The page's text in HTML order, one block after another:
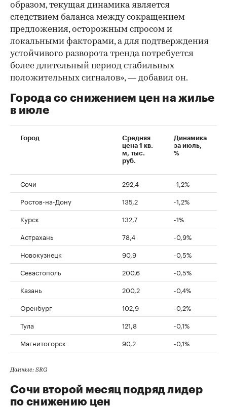
образом, текущая динамика является
следствием баланса между сокращением
предложения, осторожным спросом и
локальными факторами, а для подтверждения
устойчивого разворота тренда потребуется
более длительный период стабильных
положительных сигналов», — добавил он.
Города со снижением цен на жилье
в июле
Город
Средняя
цена 1 кв.
м, тыс.
руб.
Динамика
за июль,
%
Сочи 292,4
-1,2%
Ростов-на-Дону
135,2
-1,2%
Курск
132,7
-1%
Астрахань
78,4
-0,9%
Новокузнецк
90,9
-0,5%
Севастополь
200,6
-0,5%
Казань
200,2
-0,4%
Оренбург
102,9
-0,2%
Тула
121,8
-0,1%
Магнитогорск
90,2 -0,1%
Данные: SRG
Сочи второй месяц подряд лидер
по снижению цен